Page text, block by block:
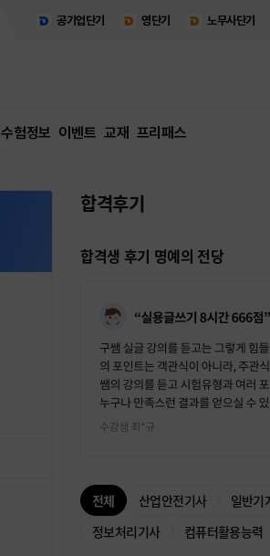
공기업단기 영단기 노무사단기
수험정보 이벤트 교재 프리패스
합격후기
합격생 후기 명예의 전당
전체 산업안전기사
일반기
정보처리기사
컴퓨터활용능력